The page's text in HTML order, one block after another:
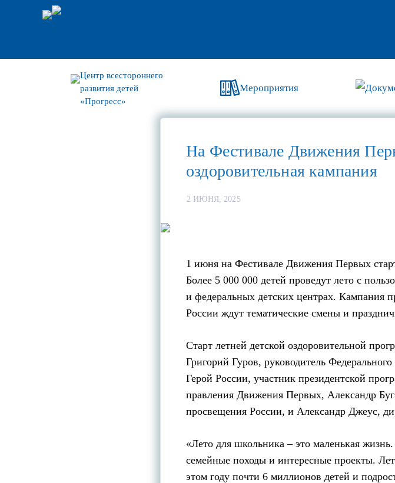
Центр всестороннего
развития детей
«Прогресс»
Мероприятия
На Фестивале Движения
оздоровительная кампания
2 ИЮНЯ, 2025
1 июня на Фестивале Движения Первых
Более 5 000 000 детей проведут лето с
и федеральных детских центрах. Кампания
России ждут тематические смены и
Старт летней детской оздоровительной
Григорий Гуров, руководитель
Герой России, участник президентской
правления Движения Первых, Александр
просвещения России, и Александр Джеус,
«Лето для школьника – это маленькая
семейные походы и интересные проекты.
этом году почти 6 миллионов детей и